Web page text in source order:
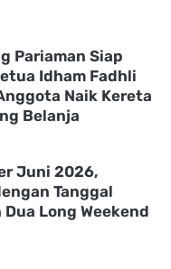
Pariaman Siap
Idham Fadhli
Naik Kereta
Belanja
Juni 2026,
Tanggal
Dua Long Weekend